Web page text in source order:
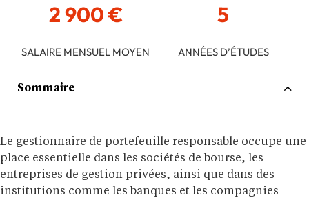
Le gestionnaire de portefeuille responsable occupe une
place essentielle dans les sociétés de bourse, les
entreprises de gestion privées, ainsi que dans des
institutions comme les banques et les compagnies
2 900 €
SALAIRE MENSUEL MOYEN
5
ANNÉES D’ÉTUDES
Sommaire